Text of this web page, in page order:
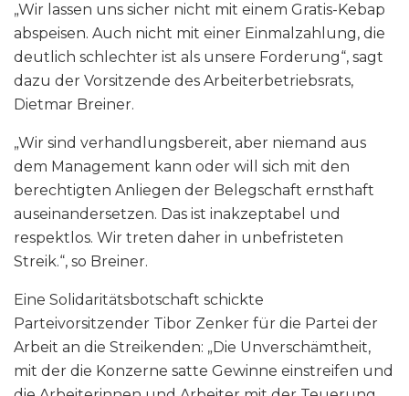
„Wir lassen uns sicher nicht mit einem Gratis-Kebap
abspeisen. Auch nicht mit einer Einmalzahlung, die
deutlich schlechter ist als unsere Forderung“, sagt
dazu der Vorsitzende des Arbeiterbetriebsrats,
Dietmar Breiner.
„Wir sind verhandlungsbereit, aber niemand aus
dem Management kann oder will sich mit den
berechtigten Anliegen der Belegschaft ernsthaft
auseinandersetzen. Das ist inakzeptabel und
respektlos. Wir treten daher in unbefristeten
Streik.“, so Breiner.
Eine Solidaritätsbotschaft schickte
Parteivorsitzender Tibor Zenker für die Partei der
Arbeit an die Streikenden: „Die Unverschämtheit,
mit der die Konzerne satte Gewinne einstreifen und